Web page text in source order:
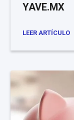
YAVE.MX
LEER ARTÍCULO